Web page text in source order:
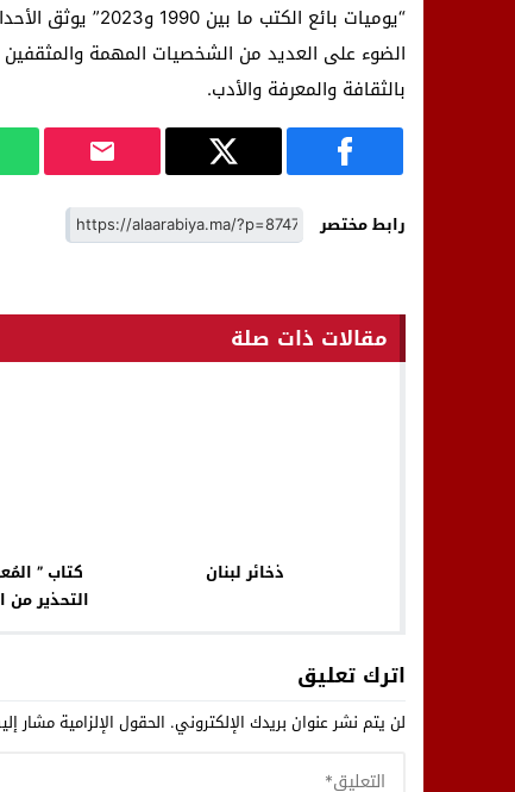
“يوميات بائع
الضوء على العديد من الشخصيات المهمة
بالثقافة والمعرفة والأدب.
رابط مختصر
مقالات ذات صلة
ذخائر لبنان
كتاب ”
التحذير من
اترك تعليق
لن يتم نشر عنوان بريدك الإلكتروني. الحقول الإلزامية مشار